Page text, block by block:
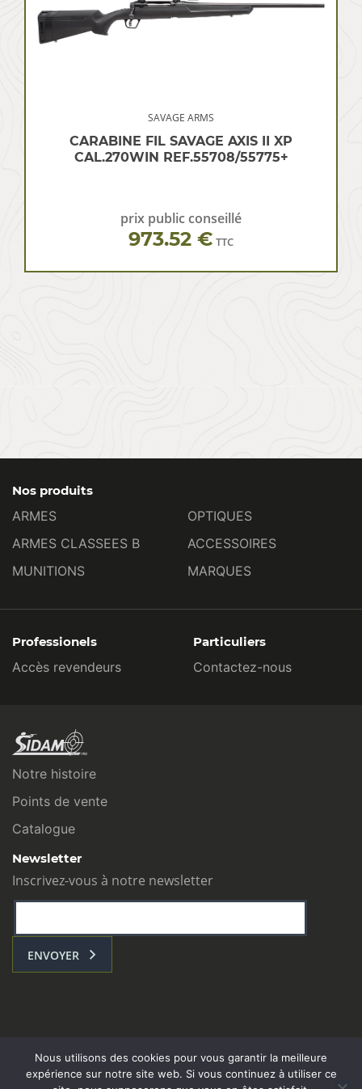
SAVAGE ARMS
CARABINE FIL SAVAGE AXIS II XP
CAL.270WIN REF.55708/55775+
prix public conseillé
973.52 € TTC
Nos produits
ARMES
ARMES CLASSEES B
MUNITIONS
OPTIQUES
ACCESSOIRES
MARQUES
Professionels
Accès revendeurs
Particuliers
Contactez-nous
Notre histoire
Points de vente
Catalogue
Newsletter
Inscrivez-vous à notre newsletter
ENVOYER
Nous utilisons des cookies pour vous garantir la meilleure
expérience sur notre site web. Si vous continuez à utiliser ce